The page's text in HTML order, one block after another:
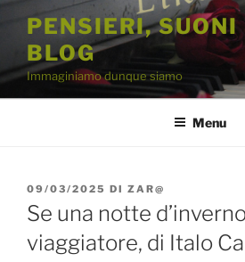
contenuto
PENSIERI,
BLOG
Immaginiamo dunque siamo
Menu
PUBBLICATO
IL
09/03/2025 DI ZAR@
Se una notte
viaggiatore, di Italo